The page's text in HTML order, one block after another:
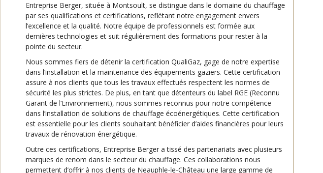
Entreprise Berger, située à Montsoult, se distingue dans le domaine du chauffage
par ses qualifications et certifications, reflétant notre engagement envers
l’excellence et la qualité. Notre équipe de professionnels est formée aux
dernières technologies et suit régulièrement des formations pour rester à la
pointe du secteur.
Nous sommes fiers de détenir la certification QualiGaz, gage de notre expertise
dans l’installation et la maintenance des équipements gaziers. Cette certification
assure à nos clients que tous les travaux effectués respectent les normes de
sécurité les plus strictes. De plus, en tant que détenteurs du label RGE (Reconnu
Garant de l’Environnement), nous sommes reconnus pour notre compétence
dans l’installation de solutions de chauffage écoénergétiques. Cette certification
est essentielle pour les clients souhaitant bénéficier d’aides financières pour leurs
travaux de rénovation énergétique.
Outre ces certifications, Entreprise Berger a tissé des partenariats avec plusieurs
marques de renom dans le secteur du chauffage. Ces collaborations nous
permettent d’offrir à nos clients de Neauphle-le-Château une large gamme de